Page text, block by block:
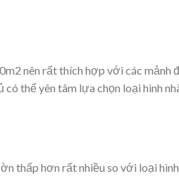
nên rất thích hợp với các mảnh
có thể yên tâm lựa chọn loại hình
thấp hơn rất nhiều so với loại hình